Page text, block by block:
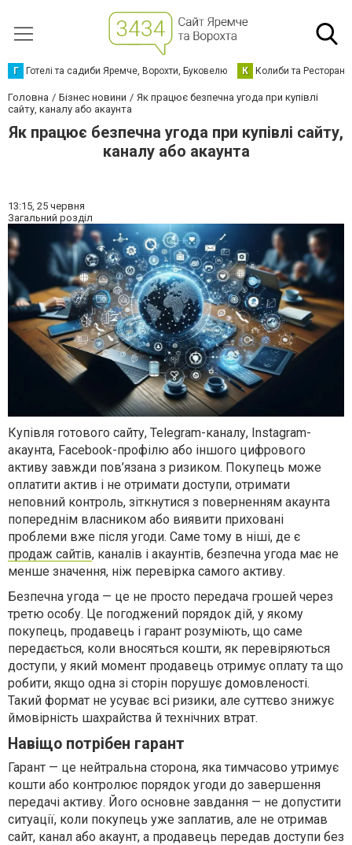
Г Готелі та садиби Яремче, Ворохти, Буковелю К Колиби та Ресторани
Головна Бізнес новини
Як працює безпечна угода при купівлі
сайту, каналу або акаунта
Як працює безпечна угода при купівлі сайту,
каналу або акаунта
13:15, 25 червня
Загальний розділ
Купівля готового сайту, Telegram-каналу, Instagram-
акаунта, Facebook-профілю або іншого цифрового
активу завжди пов’язана з ризиком. Покупець може
оплатити актив і не отримати доступи, отримати
неповний контроль, зіткнутися з поверненням акаунта
попереднім власником або виявити приховані
проблеми вже після угоди. Саме тому в ніші, де є
продаж сайтів, каналів і акаунтів, безпечна угода має не
менше значення, ніж перевірка самого активу.
Безпечна угода — це не просто передача грошей через
третю особу. Це погоджений порядок дій, у якому
покупець, продавець і гарант розуміють, що саме
передається, коли вносяться кошти, як перевіряються
доступи, у який момент продавець отримує оплату та що
робити, якщо одна зі сторін порушує домовленості.
Такий формат не усуває всі ризики, але суттєво знижує
ймовірність шахрайства й технічних втрат.
Навіщо потрібен гарант
Гарант — це нейтральна сторона, яка тимчасово утримує
кошти або контролює порядок угоди до завершення
передачі активу. Його основне завдання — не допустити
ситуації, коли покупець уже заплатив, але не отримав
сайт, канал або акаунт, а продавець передав доступи без